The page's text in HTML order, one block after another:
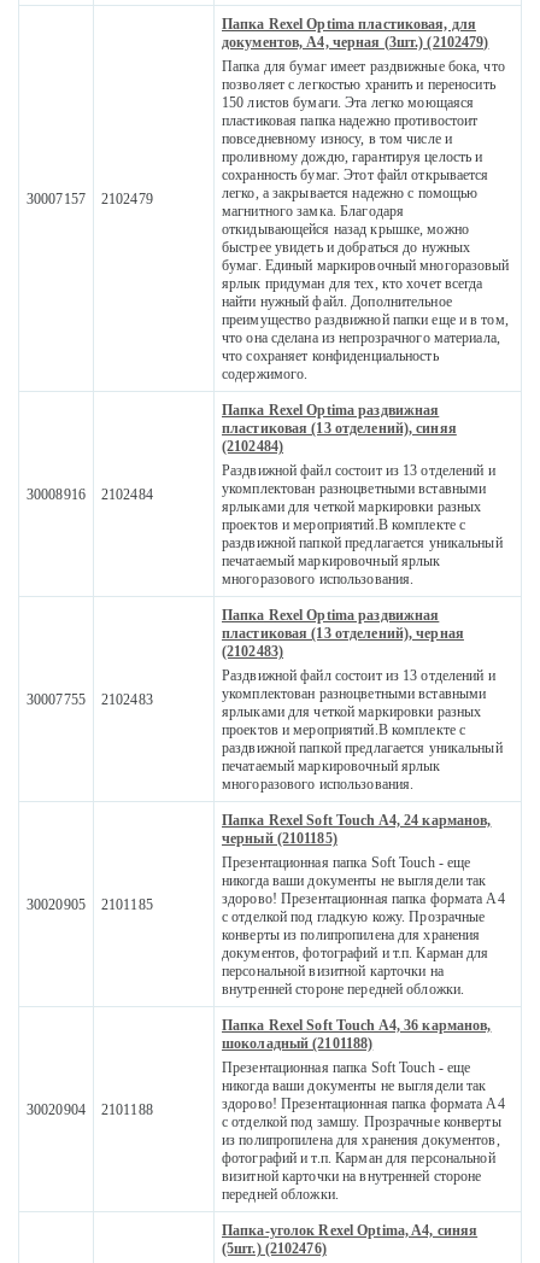
30007157 2102479
Папка Rexel Optima пластиковая, для
документов, A4, черная (3шт.) (2102479)
Папка для бумаг имеет раздвижные бока, что
позволяет с легкостью хранить и переносить
150 листов бумаги. Эта легко моющаяся
пластиковая папка надежно противостоит
повседневному износу, в том числе и
проливному дождю, гарантируя целость и
сохранность бумаг. Этот файл открывается
легко, а закрывается надежно с помощью
магнитного замка. Благодаря
откидывающейся назад крышке, можно
быстрее увидеть и добраться до нужных
бумаг. Единый маркировочный многоразовый
ярлык придуман для тех, кто хочет всегда
найти нужный файл. Дополнительное
преимущество раздвижной папки еще и в том,
что она сделана из непрозрачного материала,
что сохраняет конфиденциальность
содержимого.
30008916 2102484
Папка Rexel Optima раздвижная
пластиковая (13 отделений), синяя
(2102484)
Раздвижной файл состоит из 13 отделений и
укомплектован разноцветными вставными
ярлыками для четкой маркировки разных
проектов и мероприятий.В комплекте с
раздвижной папкой предлагается уникальный
печатаемый маркировочный ярлык
многоразового использования.
30007755 2102483
Папка Rexel Optima раздвижная
пластиковая (13 отделений), черная
(2102483)
Раздвижной файл состоит из 13 отделений и
укомплектован разноцветными вставными
ярлыками для четкой маркировки разных
проектов и мероприятий.В комплекте с
раздвижной папкой предлагается уникальный
печатаемый маркировочный ярлык
многоразового использования.
30020905 2101185
Папка Rexel Soft Touch A4, 24 карманов,
черный (2101185)
Презентационная папка Soft Touch - еще
никогда ваши документы не выглядели так
здорово! Презентационная папка формата A4
с отделкой под гладкую кожу. Прозрачные
конверты из полипропилена для хранения
документов, фотографий и т.п. Карман для
персональной визитной карточки на
внутренней стороне передней обложки.
30020904 2101188
Папка Rexel Soft Touch A4, 36 карманов,
шоколадный (2101188)
Презентационная папка Soft Touch - еще
никогда ваши документы не выглядели так
здорово! Презентационная папка формата A4
с отделкой под замшу. Прозрачные конверты
из полипропилена для хранения документов,
фотографий и т.п. Карман для персональной
визитной карточки на внутренней стороне
передней обложки.
Папка-уголок Rexel Optima, A4, синяя
(5шт.) (2102476)